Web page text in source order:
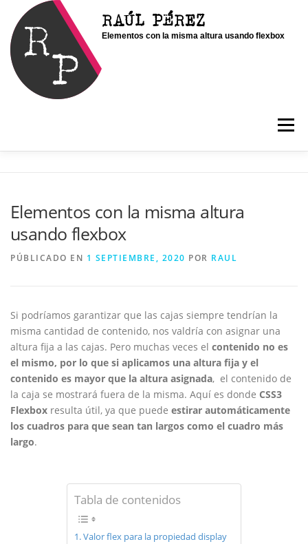
contenido
RAÚL PÉREZ
Elementos con la misma altura usando flexbox
Menú
PORTFOLIO
Elementos con la misma altura
usando flexbox
PÚBLICADO EN 1 SEPTIEMBRE, 2020 POR RAUL
Si podríamos garantizar que las cajas siempre tendrían la
misma cantidad de contenido, nos valdría con asignar una
altura fija a las cajas. Pero muchas veces el contenido no es
el mismo, por lo que si aplicamos una altura fija y el
contenido es mayor que la altura asignada, el contenido de
la caja se mostrará fuera de la misma. Aquí es donde CSS3
Flexbox resulta útil, ya que puede estirar automáticamente
los cuadros para que sean tan largos como el cuadro más
largo.
Tabla de contenidos
Valor flex para la propiedad display